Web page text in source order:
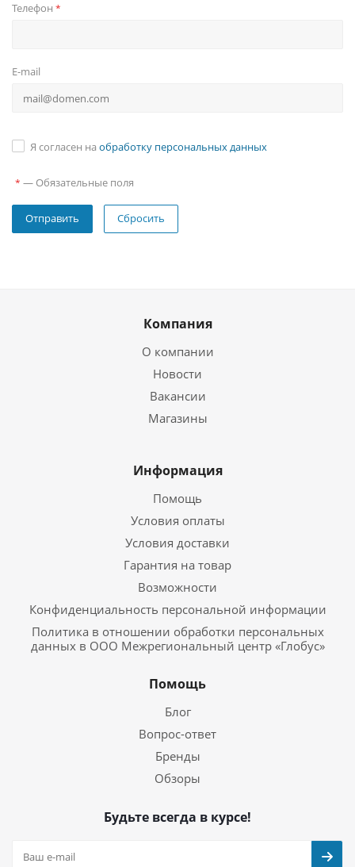
Телефон *
E-mail
Я согласен на обработку персональных данных
* — Обязательные поля
Сбросить
Компания
О компании
Новости
Вакансии
Магазины
Информация
Помощь
Условия оплаты
Условия доставки
Гарантия на товар
Возможности
Конфиденциальность персональной информации
Политика в отношении обработки персональных
данных в ООО Межрегиональный центр «Глобус»
Помощь
Блог
Вопрос-ответ
Бренды
Обзоры
Будьте всегда в курсе!